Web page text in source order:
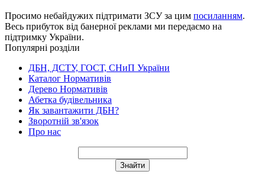
Просимо небайдужих підтримати ЗСУ за цим посиланням.
Весь прибуток від банерної реклами ми передаємо на
підтримку України.
Популярні розділи
ДБН, ДСТУ, ГОСТ, СНиП України
Каталог Нормативів
Дерево Нормативів
Абетка будівельника
Як завантажити ДБН?
Зворотній зв'язок
Про нас